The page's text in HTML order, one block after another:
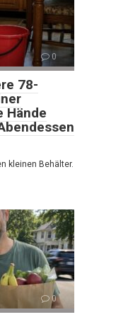
0
78-
Hände
kleinen Behälter.
0